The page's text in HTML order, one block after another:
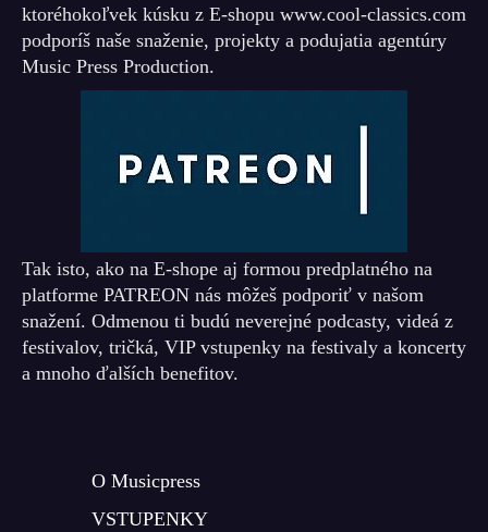
ktoréhokoľvek kúsku z E-shopu www.cool-classics.com
podporíš naše snaženie, projekty a podujatia agentúry
Music Press Production.
Tak isto, ako na E-shope aj formou predplatného na
platforme PATREON nás môžeš podporiť v našom
snažení. Odmenou ti budú neverejné podcasty, videá z
festivalov, tričká, VIP vstupenky na festivaly a koncerty
a mnoho ďalších benefitov.
O Musicpress
VSTUPENKY